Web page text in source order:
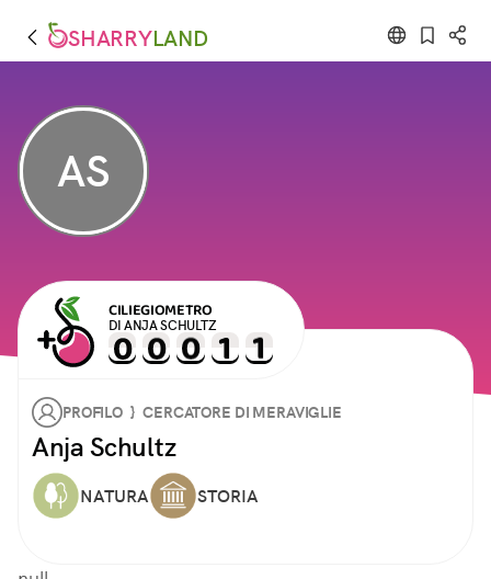
SHARRYLAND
AS
CILIEGIOMETRO
DI ANJA SCHULTZ
PROFILO } CERCATORE DI MERAVIGLIE
Anja Schultz
NATURA STORIA